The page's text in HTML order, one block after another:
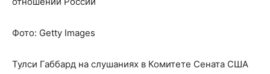
Фото: Getty Images
Тулси Габбард на слушаниях в Комитете Сената США